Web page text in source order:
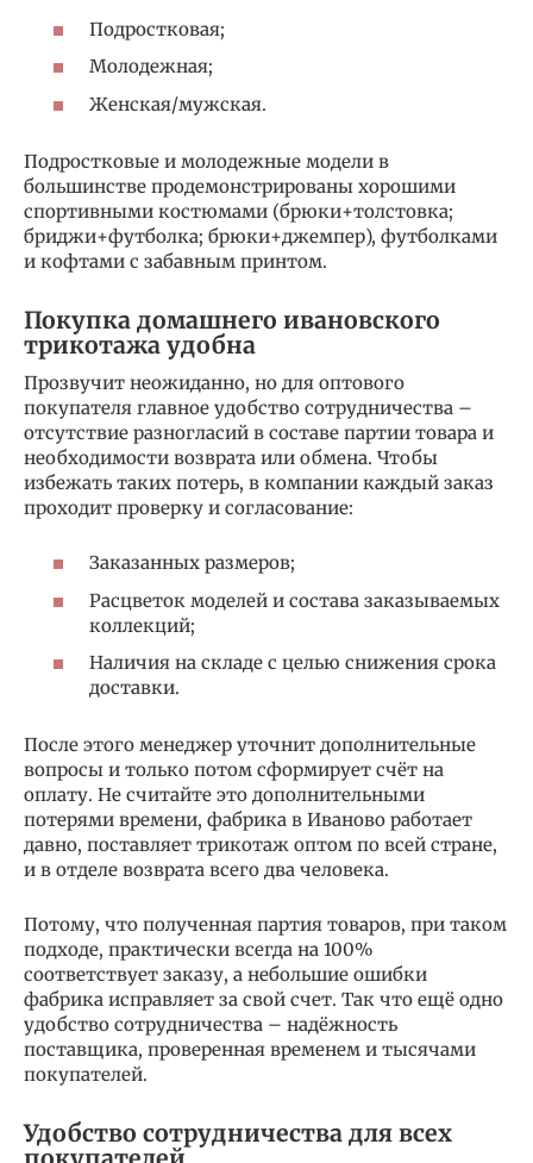
Подростковая;
Молодежная;
Женская/мужская.
Подростковые и молодежные модели в
большинстве продемонстрированы хорошими
спортивными костюмами (брюки+толстовка;
бриджи+футболка; брюки+джемпер), футболками
и кофтами с забавным принтом.
Покупка домашнего ивановского
трикотажа удобна
Прозвучит неожиданно, но для оптового
покупателя главное удобство сотрудничества –
отсутствие разногласий в составе партии товара и
необходимости возврата или обмена. Чтобы
избежать таких потерь, в компании каждый заказ
проходит проверку и согласование:
Заказанных размеров;
Расцветок моделей и состава заказываемых
коллекций;
Наличия на складе с целью снижения срока
доставки.
После этого менеджер уточнит дополнительные
вопросы и только потом сформирует счёт на
оплату. Не считайте это дополнительными
потерями времени, фабрика в Иваново работает
давно, поставляет трикотаж оптом по всей стране,
и в отделе возврата всего два человека.
Потому, что полученная партия товаров, при таком
подходе, практически всегда на 100%
соответствует заказу, а небольшие ошибки
фабрика исправляет за свой счет. Так что ещё одно
удобство сотрудничества – надёжность
поставщика, проверенная временем и тысячами
покупателей.
Удобство сотрудничества для всех